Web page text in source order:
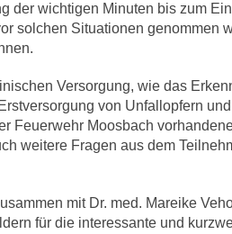
der wichtigen Minuten bis zum
solchen Situationen genommen
Versorgung, wie das
von Unfallopfern
Feuerwehr Moosbach
weitere Fragen aus dem
mit Dr. med. Mareike
für die interessante und